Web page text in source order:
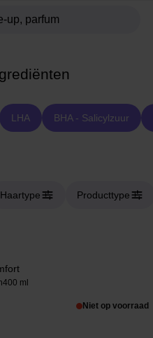
LHA BHA - Salicylzuur
Haartype Producttype
400 ml
Niet op voorraad